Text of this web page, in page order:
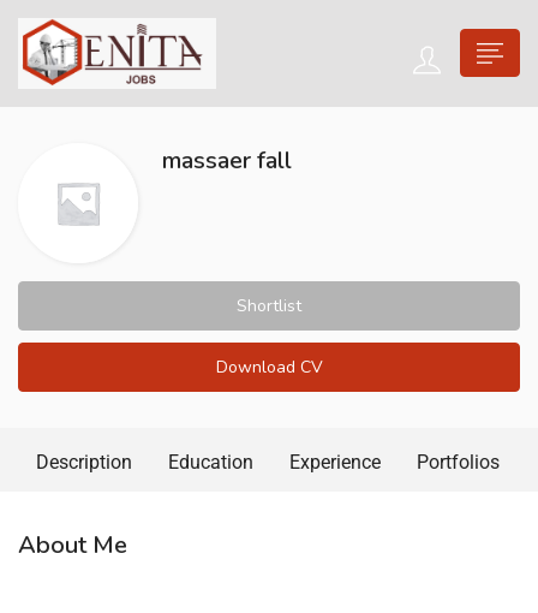
massaer fall
Shortlist
Download CV
Description Education Experience Portfolios
About Me